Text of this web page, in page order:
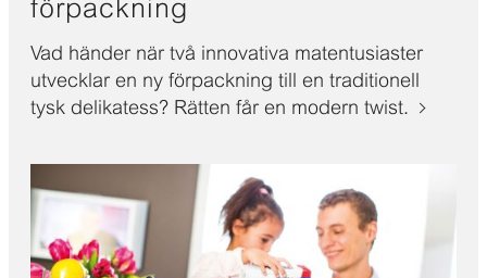
förpackning
Vad händer när två innovativa matentusiaster
utvecklar en ny förpackning till en traditionell
tysk delikatess? Rätten får en modern twist.